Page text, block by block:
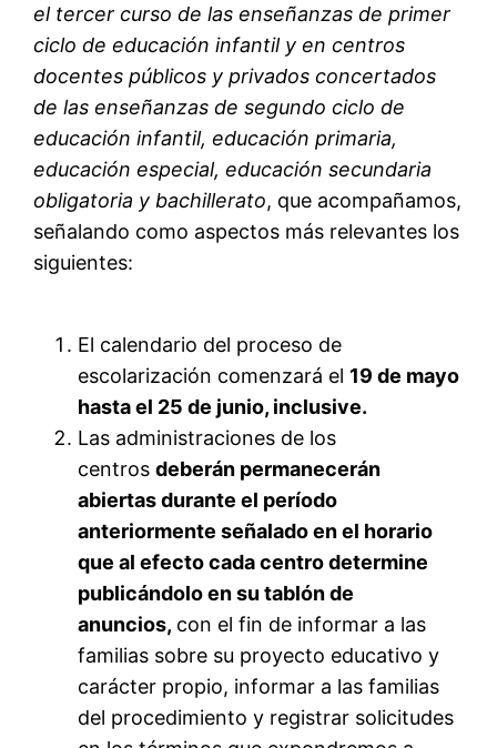
el tercer curso de las enseñanzas de primer
ciclo de educación infantil y en centros
docentes públicos y privados concertados
de las enseñanzas de segundo ciclo de
educación infantil, educación primaria,
educación especial, educación secundaria
obligatoria y bachillerato, que acompañamos,
señalando como aspectos más relevantes los
siguientes:
El calendario del proceso de
escolarización comenzará el 19 de mayo
hasta el 25 de junio, inclusive.
Las administraciones de los
centrosdeberán permanecerán
abiertas durante el período
anteriormente señalado en el horario
que al efecto cada centro determine
publicándolo en su tablón de
anuncios, con el fin de informar a las
familias sobre su proyecto educativo y
carácter propio, informar a las familias
del procedimiento y registrar solicitudes